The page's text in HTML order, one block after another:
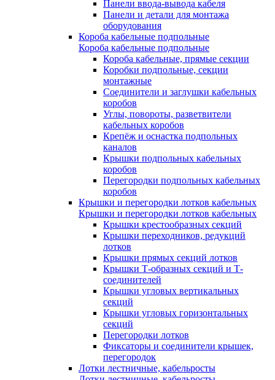
Панели ввода-вывода кабеля
Панели и детали для монтажа
оборудования
Короба кабельные подпольные
Короба кабельные подпольные
Короба кабельные, прямые секции
Коробки подпольные, секции
монтажные
Соединители и заглушки кабельных
коробов
Углы, повороты, разветвители
кабельных коробов
Крепёж и оснастка подпольных
каналов
Крышки подпольных кабельных
коробов
Перегородки подпольных кабельных
коробов
Крышки и перегородки лотков кабельных
Крышки и перегородки лотков кабельных
Крышки крестообразных секций
Крышки переходников, редукций
лотков
Крышки прямых секций лотков
Крышки Т-образных секций и Т-
соединителей
Крышки угловых вертикальных
секций
Крышки угловых горизонтальных
секций
Перегородки лотков
Фиксаторы и соединители крышек,
перегородок
Лотки лестничные, кабельросты